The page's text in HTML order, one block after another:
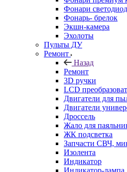
Фонари
Фонарь- брелок
Экшн-камера
Эхолоты
Пульты ДУ
Ремонт
Назад
Ремонт
3D ручки
LCD
Двигатели для
Двигатели
Дроссель
Жало для
ЖК подсветка
Запчасти СВЧ,
Изолента
Индикатор
Индикатор-лампа